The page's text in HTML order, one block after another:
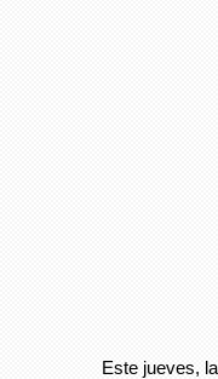
Este jueves,